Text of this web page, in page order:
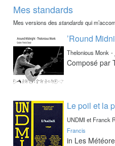
Mes standards
Mes versions desstandardsqui
’Round
Thelonious Monk -
Composé par
Le poil et la
UNDMI et Franck
Francis
in Les